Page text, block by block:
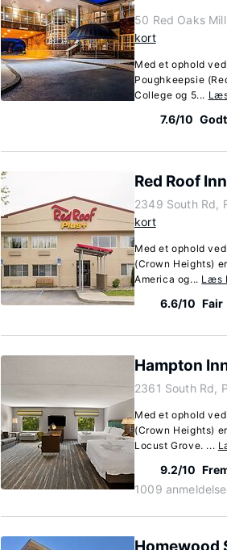
50 Red Oaks
kort
Med et ophold
Poughkeepsie
College og 5...
7.6/10 Godt
Red Roof
2349 South Rd,
kort
Med et ophold
(Crown Heights)
America og... Læs
6.6/10 Fair
Hampton
2361 South Rd,
Med et ophold
(Crown Heights)
Locust Grove. ...
9.2/10
1009